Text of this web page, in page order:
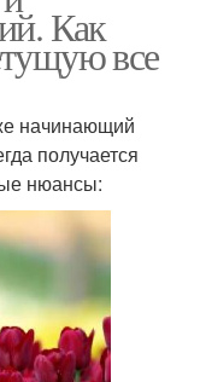
Как
все
начинающий
получается
нюансы: